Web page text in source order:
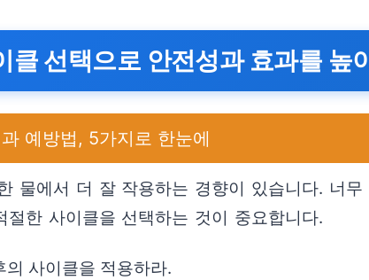
클 선택으로 안전성과 효과를 높
예방법, 5가지로 한눈에
물에서 더 잘 작용하는 경향이 있습니다. 너
절한 사이클을 선택하는 것이 중요합니다.
사이클을 적용하라.